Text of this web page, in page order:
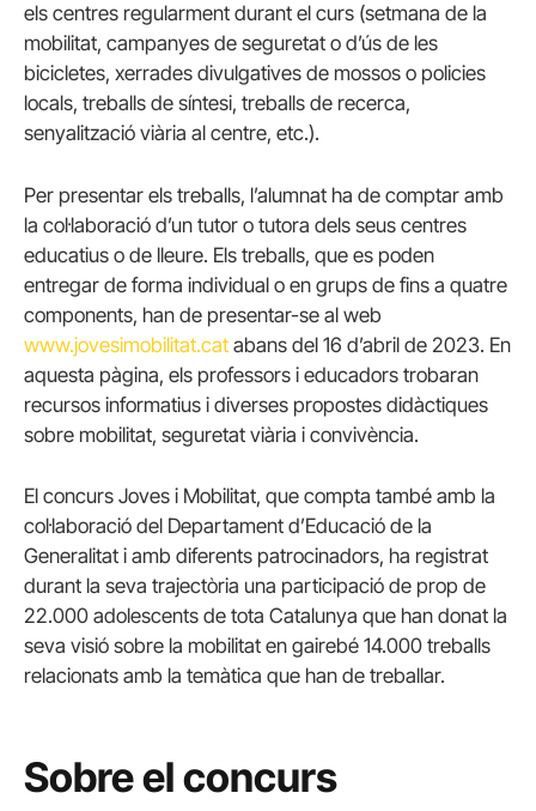
els centres regularment durant el curs (setmana de la
mobilitat, campanyes de seguretat o d’ús de les
bicicletes, xerrades divulgatives de mossos o policies
locals, treballs de síntesi, treballs de recerca,
senyalització viària al centre, etc.).
Per presentar els treballs, l’alumnat ha de comptar amb
la col·laboració d’un tutor o tutora dels seus centres
educatius o de lleure. Els treballs, que es poden
entregar de forma individual o en grups de fins a quatre
components, han de presentar-se al web
www.jovesimobilitat.cat abans del 16 d’abril de 2023. En
aquesta pàgina, els professors i educadors trobaran
recursos informatius i diverses propostes didàctiques
sobre mobilitat, seguretat viària i convivència.
El concurs Joves i Mobilitat, que compta també amb la
col·laboració del Departament d’Educació de la
Generalitat i amb diferents patrocinadors, ha registrat
durant la seva trajectòria una participació de prop de
22.000 adolescents de tota Catalunya que han donat la
seva visió sobre la mobilitat en gairebé 14.000 treballs
relacionats amb la temàtica que han de treballar.
Sobre el concurs